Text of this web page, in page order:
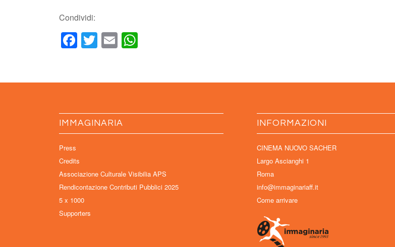
Condividi:
Facebook
Twitter
Email
IMMAGINARIA
Press
Credits
Associazione Culturale Visibilia APS
Rendicontazione Contributi Pubblici 2025
5 x 1000
Supporters
INFORMAZIONI
CINEMA NUOVO SACHER
Largo Ascianghi 1
Roma
info@immaginariaff.it
Come arrivare